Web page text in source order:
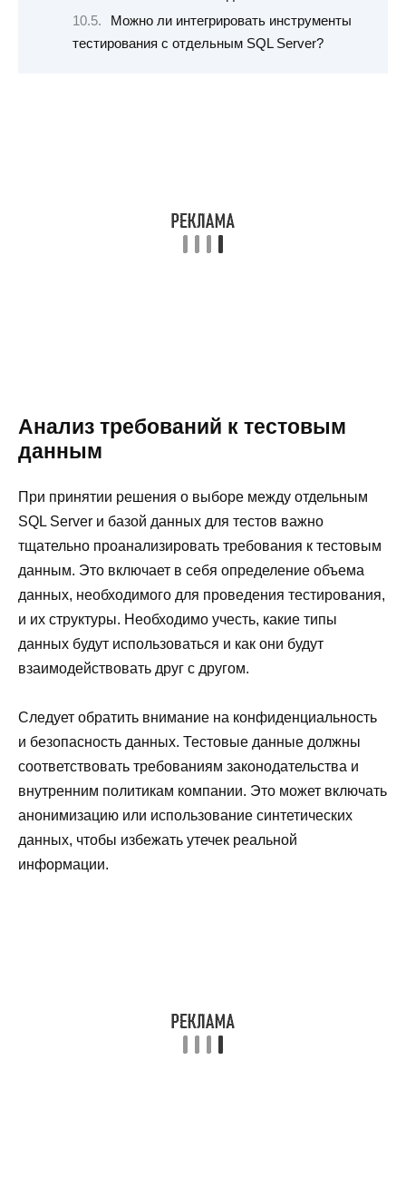
Можно ли интегрировать инструменты
тестирования с отдельным SQL Server?
Анализ требований к тестовым
данным
При принятии решения о выборе между отдельным
SQL Server и базой данных для тестов важно
тщательно проанализировать требования к тестовым
данным. Это включает в себя определение объема
данных, необходимого для проведения тестирования,
и их структуры. Необходимо учесть, какие типы
данных будут использоваться и как они будут
взаимодействовать друг с другом.
Следует обратить внимание на конфиденциальность
и безопасность данных. Тестовые данные должны
соответствовать требованиям законодательства и
внутренним политикам компании. Это может включать
анонимизацию или использование синтетических
данных, чтобы избежать утечек реальной
информации.